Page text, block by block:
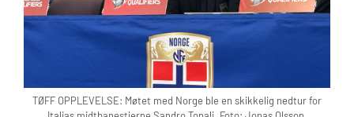
TØFF OPPLEVELSE: Møtet med Norge ble en skikkelig nedtur for